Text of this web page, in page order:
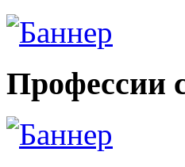
Профессии